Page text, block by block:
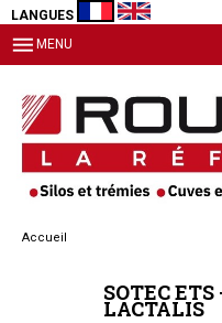
LANGUES
MENU
Accueil
SOTEC ETS
LACTALIS